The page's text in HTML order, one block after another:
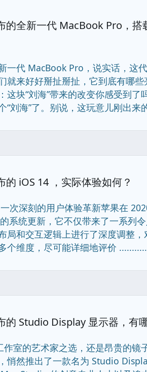
的全新一代 MacBook Pro，搭
一代 MacBook Pro，说实话，这
就来好好掰扯掰扯，它到底有哪
这块“刘海”带来的改变你感受到
“刘海”了。别说，这玩意儿刚出来
的 iOS 14 ，实际体验如何？
次深刻的用户体验革新苹果在
系统更新，它不仅带来了一系列
局和交互逻辑上进行了深度调整
个维度，尽可能详细地评价
的 Studio Display 显示器，有
室的艺术家之选，还是昂贵的镜
悄然推出了一款名为 Studio